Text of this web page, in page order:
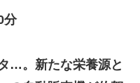
分
…。新たな栄養源と